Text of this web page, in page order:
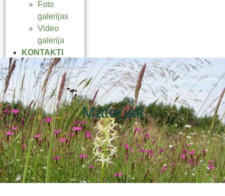
Foto
galerijas
Video
galerija
KONTAKTI
Materiāli